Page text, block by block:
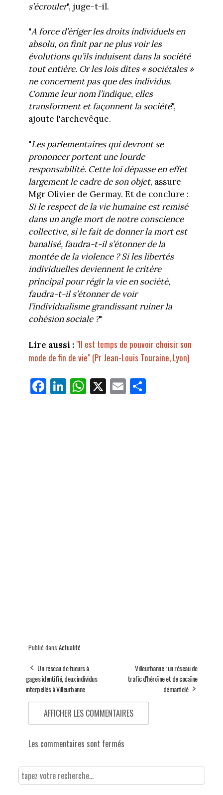
s’écrouler", juge-t-il.
"A force d’ériger les droits individuels en
absolu, on finit par ne plus voir les
évolutions qu’ils induisent dans la société
tout entière. Or les lois dites « sociétales »
ne concernent pas que des individus.
Comme leur nom l’indique, elles
transforment et façonnent la société",
ajoute l'archevêque.
"Les parlementaires qui devront se
prononcer portent une lourde
responsabilité. Cette loi dépasse en effet
largement le cadre de son objet, assure
Mgr Olivier de Germay. Et de conclure :
Si le respect de la vie humaine est remisé
dans un angle mort de notre conscience
collective, si le fait de donner la mort est
banalisé, faudra-t-il s’étonner de la
montée de la violence ? Si les libertés
individuelles deviennent le critère
principal pour régir la vie en société,
faudra-t-il s’étonner de voir
l’individualisme grandissant ruiner la
cohésion sociale ?"
Lire aussi : "Il est temps de pouvoir choisir son
mode de fin de vie" (Pr Jean-Louis Touraine, Lyon)
Fa
ce
Li
nk
W
ha
X E
m
Pa
rt
Publié dans Actualité
Un réseau de tueurs à
gages identifié, deux individus
interpellés à Villeurbanne
Villeurbanne : un réseau de
trafic d'héroïne et de cocaïne
démantelé
AFFICHER LES COMMENTAIRES
Les commentaires sont fermés